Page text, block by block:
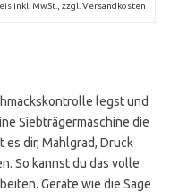
inkl. MwSt., zzgl. Versandkosten
legst und
Siebträgermaschine die
es dir, Mahlgrad, Druck
So kannst du das volle
Geräte wie die Sage